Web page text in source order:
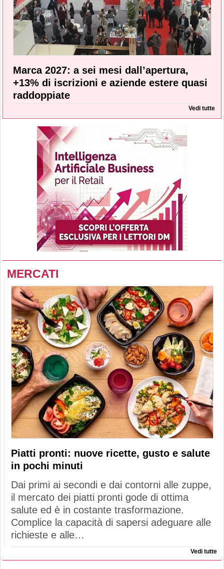
Marca 2027: a sei mesi dall’apertura,
+13% di iscrizioni e aziende estere quasi
raddoppiate
Vedi tutte
MERCATI
Piatti pronti: nuove ricette, gusto e salute
in pochi minuti
Dai primi ai secondi e dai contorni alle zuppe,
il mercato dei piatti pronti gode di ottima
salute ed è in costante trasformazione.
Complice la capacità di sapersi adeguare alle
richieste e alle…
Vedi tutte